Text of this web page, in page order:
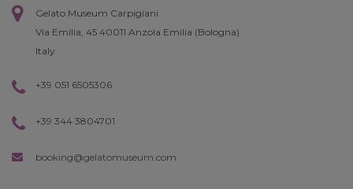
Gelato Museum Carpigiani
Via Emilia, 45 40011 Anzola Emilia (Bologna)
Italy
+39 051 6505306
+39 344 3804701
booking@gelatomuseum.com